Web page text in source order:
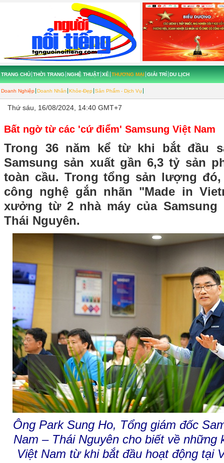
TRANG CHỦ THỜI TRANG NGHỆ THUẬT XẾ THƯƠNG MẠI
Doanh Nghiệp Doanh Nhân Khỏe-Đẹp Sản Phẩm - Dịch Vụ
GIẢI TRÍ DU LỊCH
Thứ sáu, 16/08/2024, 14:40 GMT+7
Bất ngờ từ các 'cứ điểm' Samsung Việt Nam
Trong 36 năm kể từ khi bắt đầu
Samsung sản xuất gần 6,3 tỷ sản
toàn cầu. Trong tổng sản lượng
công nghệ gắn nhãn "Made in
xưởng từ 2 nhà máy của Samsung
Thái Nguyên.
Ông Park Sung Ho, Tổng giám đốc
Nam – Thái Nguyên cho biết về những
Việt Nam từ khi bắt đầu hoạt động tại